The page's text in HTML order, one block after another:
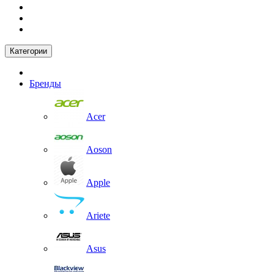
Категории
Бренды
Acer
Aoson
Apple
Ariete
Asus